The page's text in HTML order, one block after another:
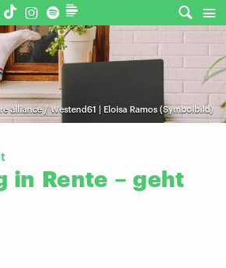
alliance / Westend61 | Eloisa Ramos (Symbolbild)
in Rente – geht